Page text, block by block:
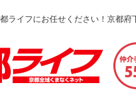
ライフにお任せください！京都府